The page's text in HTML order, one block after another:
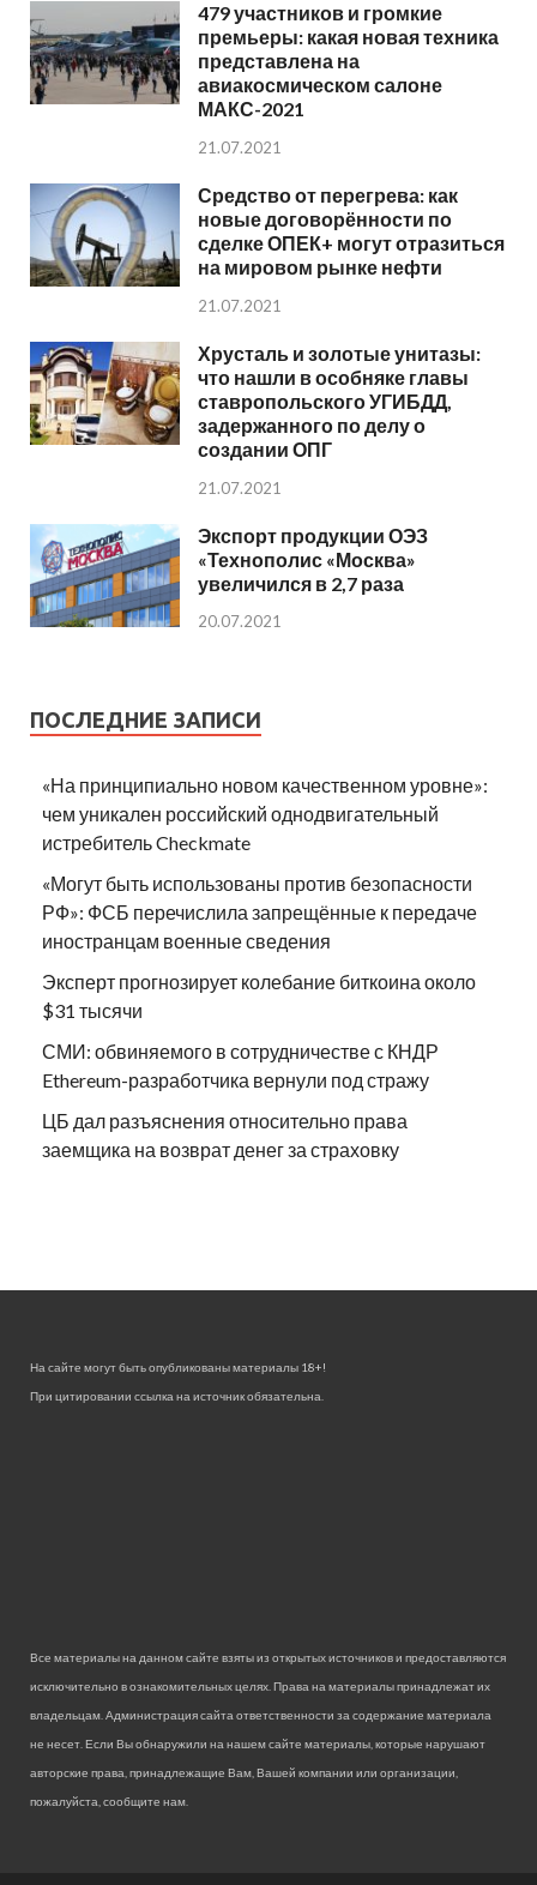
479 участников и громкие
премьеры: какая новая техника
представлена на
авиакосмическом салоне
МАКС-2021
21.07.2021
Средство от перегрева: как
новые договорённости по
сделке ОПЕК+ могут отразиться
на мировом рынке нефти
21.07.2021
Хрусталь и золотые унитазы:
что нашли в особняке главы
ставропольского УГИБДД,
задержанного по делу о
создании ОПГ
21.07.2021
Экспорт продукции ОЭЗ
«Технополис «Москва»
увеличился в 2,7 раза
20.07.2021
ПОСЛЕДНИЕ ЗАПИСИ
«На принципиально новом качественном уровне»:
чем уникален российский однодвигательный
истребитель Checkmate
«Могут быть использованы против безопасности
РФ»: ФСБ перечислила запрещённые к передаче
иностранцам военные сведения
Эксперт прогнозирует колебание биткоина около
$31 тысячи
СМИ: обвиняемого в сотрудничестве с КНДР
Ethereum-разработчика вернули под стражу
ЦБ дал разъяснения относительно права
заемщика на возврат денег за страховку
На сайте могут быть опубликованы материалы 18+!
При цитировании ссылка на источник обязательна.
Все материалы на данном сайте взяты из открытых источников и предоставляются
исключительно в ознакомительных целях. Права на материалы принадлежат их
владельцам. Администрация сайта ответственности за содержание материала
не несет. Если Вы обнаружили на нашем сайте материалы, которые нарушают
авторские права, принадлежащие Вам, Вашей компании или организации,
пожалуйста, сообщите нам.